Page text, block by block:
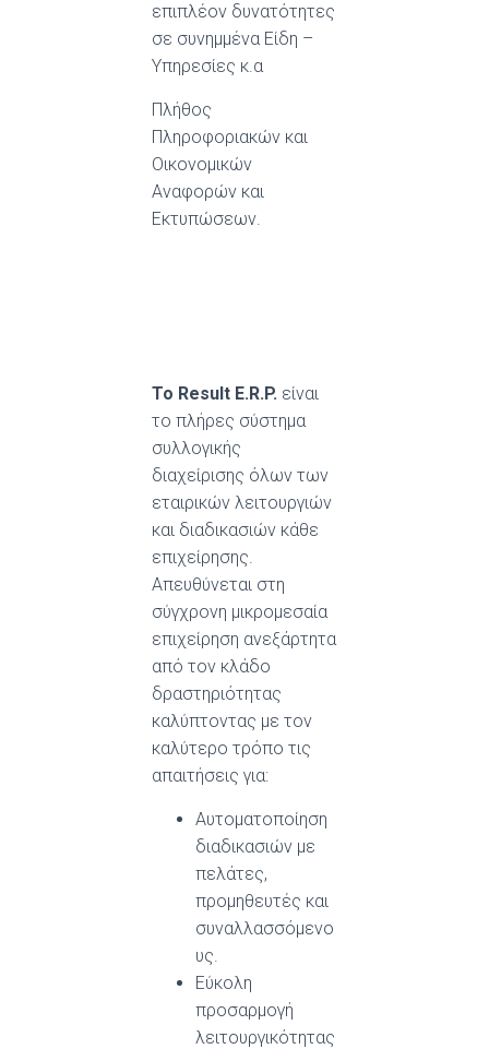
επιπλέον δυνατότητες
σε συνημμένα Είδη –
Υπηρεσίες κ.α
Πλήθος
Πληροφοριακών και
Οικονομικών
Αναφορών και
Εκτυπώσεων.
Το Result E.R.P. είναι
το πλήρες σύστημα
συλλογικής
διαχείρισης όλων των
εταιρικών λειτουργιών
και διαδικασιών κάθε
επιχείρησης.
Απευθύνεται στη
σύγχρονη μικρομεσαία
επιχείρηση ανεξάρτητα
από τον κλάδο
δραστηριότητας
καλύπτοντας με τον
καλύτερο τρόπο τις
απαιτήσεις για:
Αυτοματοποίηση
διαδικασιών με
πελάτες,
προμηθευτές και
συναλλασσόμενο
υς.
Εύκολη
προσαρμογή
λειτουργικότητας